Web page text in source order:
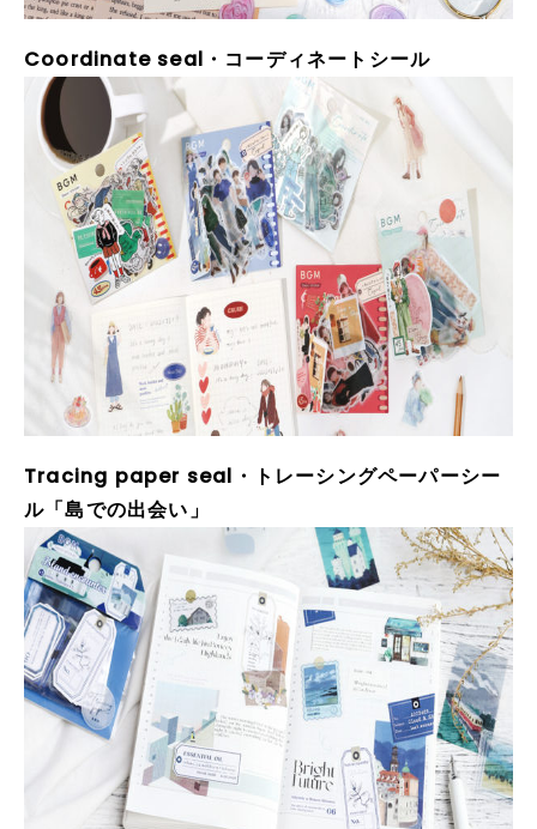
Coordinate seal・コーディネートシール
Tracing paper seal・トレーシングペーパーシー
ル「島での出会い」